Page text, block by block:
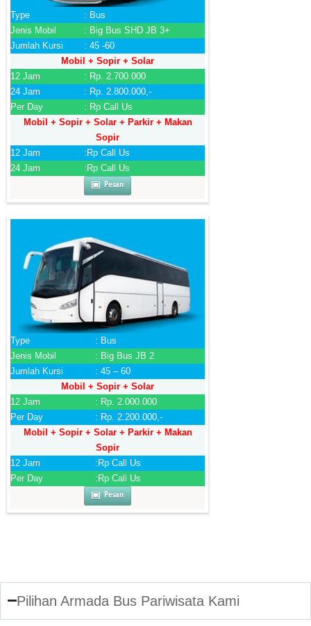
Type
: Bus
Jenis Mobil
: Big Bus SHD JB 3+
Jumlah Kursi
: 45 -60
Mobil + Sopir + Solar
12 Jam
: Rp. 2.700.000
24 Jam
: Rp. 2.800.000,-
Per Day
: Rp Call Us
Mobil + Sopir + Solar + Parkir + Makan
Sopir
12 Jam
:Rp Call Us
24 Jam
:Rp Call Us
Pesan
Type
: Bus
Jenis Mobil
: Big Bus JB 2
Jumlah Kursi
: 45 – 60
Mobil + Sopir + Solar
12 Jam
: Rp. 2.000.000
Per Day
: Rp. 2.200.000,-
Mobil + Sopir + Solar + Parkir + Makan
Sopir
12 Jam
:Rp Call Us
Per Day
:Rp Call Us
Pesan
Pilihan Armada Bus Pariwisata Kami